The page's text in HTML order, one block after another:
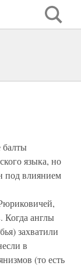
балты
языка, но
под влиянием
Когда англы
захватили
в
(то есть